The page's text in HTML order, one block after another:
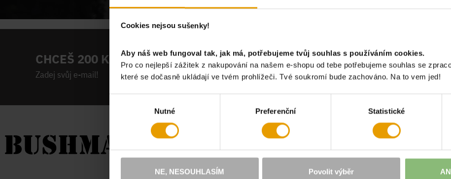
Cookies nejsou sušenky!
Aby náš web fungoval tak, jak má, potřebujeme tvůj souhlas s používáním cookies.
Pro co nejlepší zážitek z nakupování na našem e-shopu od tebe potřebujeme souhlas se
které se dočasně ukládají ve tvém prohlížeči. Tvé soukromí bude zachováno. Na to vem jed!
Nutné Preferenční Statistické
NE, NESOUHLASÍM Povolit výběr
CHCEŠ 200 KČ NA PRVNÍ NÁKUP?
Zadej svůj e-mail!
Chci odebírat